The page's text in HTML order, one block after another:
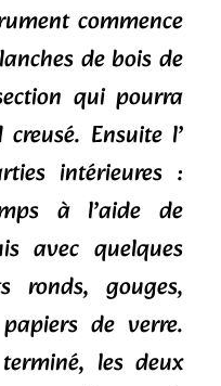
commence
de bois de
qui pourra
Ensuite l’
intérieures :
à l’aide de
avec quelques
ronds, gouges,
de verre.
les deux